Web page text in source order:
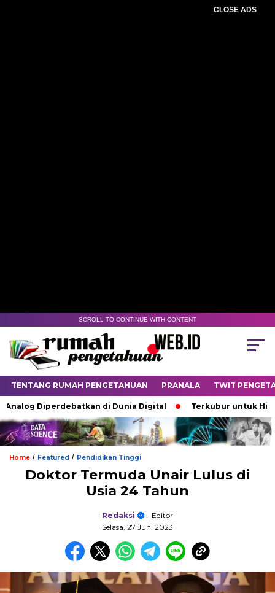
CLOSE ADS
SCROLL TO CONTINUE WITH CONTENT
TENTANG RUMAH PENGETAHUAN PRANALA TWIT
Diperdebatkan di Dunia Digital Terkubur untuk Hidup
Home / Featured / Pendidikan Tinggi
Doktor Termuda Unair Lulus di
Usia 24 Tahun
Redaksi
- Editor
Selasa, 27 Juni 2023